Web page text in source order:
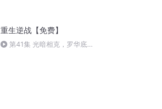
重生逆战【免费】
第41集 光暗相克，罗华底牌